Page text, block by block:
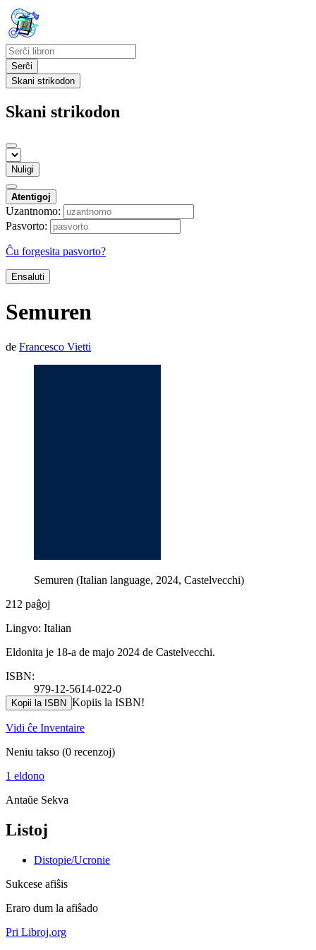
Serĉi
Skani strikodon
Skani strikodon
Nuligi
Atentigoj
Uzantnomo:
Pasvorto:
Ĉu forgesita pasvorto?
Ensaluti
Semuren
de Francesco Vietti
Semuren (Italian language, 2024, Castelvecchi)
212 paĝoj
Lingvo: Italian
Eldonita je 18-a de majo 2024 de Castelvecchi.
ISBN:
979-12-5614-022-0
Kopii la ISBN Kopiis la ISBN!
Vidi ĉe Inventaire
Neniu takso (0 recenzoj)
1 eldono
Antaŭe Sekva
Listoj
Distopie/Ucronie
Sukcese afiŝis
Eraro dum la afiŝado
Pri Libroj.org